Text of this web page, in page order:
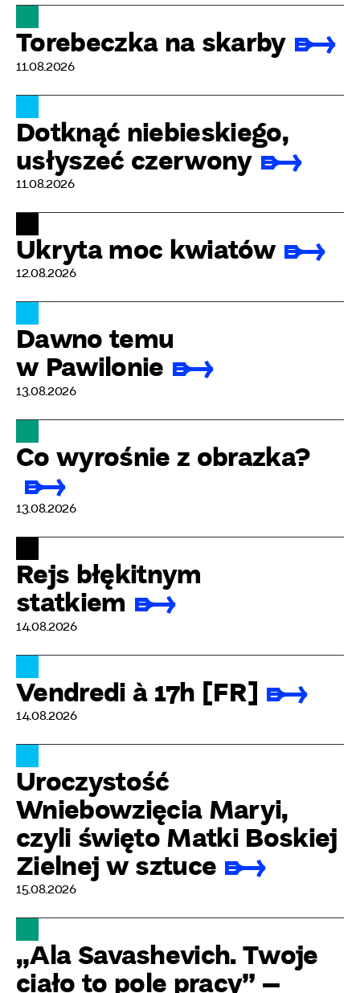
Torebeczka na skarby
11.08.2026
Dotknąć niebieskiego,
usłyszeć czerwony
11.08.2026
Ukryta moc kwiatów
12.08.2026
Dawno temu
w Pawilonie
13.08.2026
Co wyrośnie z obrazka?
13.08.2026
Rejs błękitnym
statkiem
14.08.2026
Vendredi à 17h [FR]
14.08.2026
Uroczystość
Wniebowzięcia Maryi,
czyli święto Matki Boskiej
Zielnej w sztuce
15.08.2026
„Ala Savashevich. Twoje
ciało to pole pracy” –